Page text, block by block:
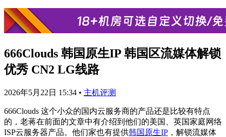
666Clouds 韩国原生IP 韩国区流媒体解锁
优秀 CN2 LG线路
2026年5月22日 15:34 • 主机评测
666Clouds 这个小众的国内云服务商的产品还是比较有特点
的，老蒋在前面的文章中有介绍到他们的美国、英国家庭网络
ISP云服务器产品。他们家也有提供韩国原生IP ，解锁流媒体